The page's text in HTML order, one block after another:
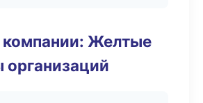
Желтые
организаций